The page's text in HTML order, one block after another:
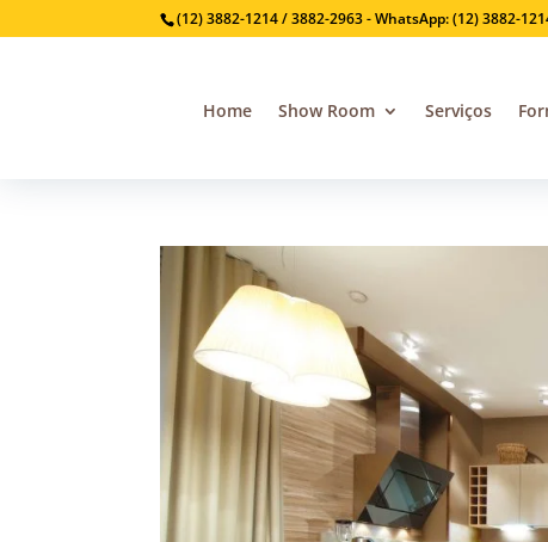
(12) 3882-1214 / 3882-2963 - WhatsApp: (12) 3882-
Home Show Room Serviços